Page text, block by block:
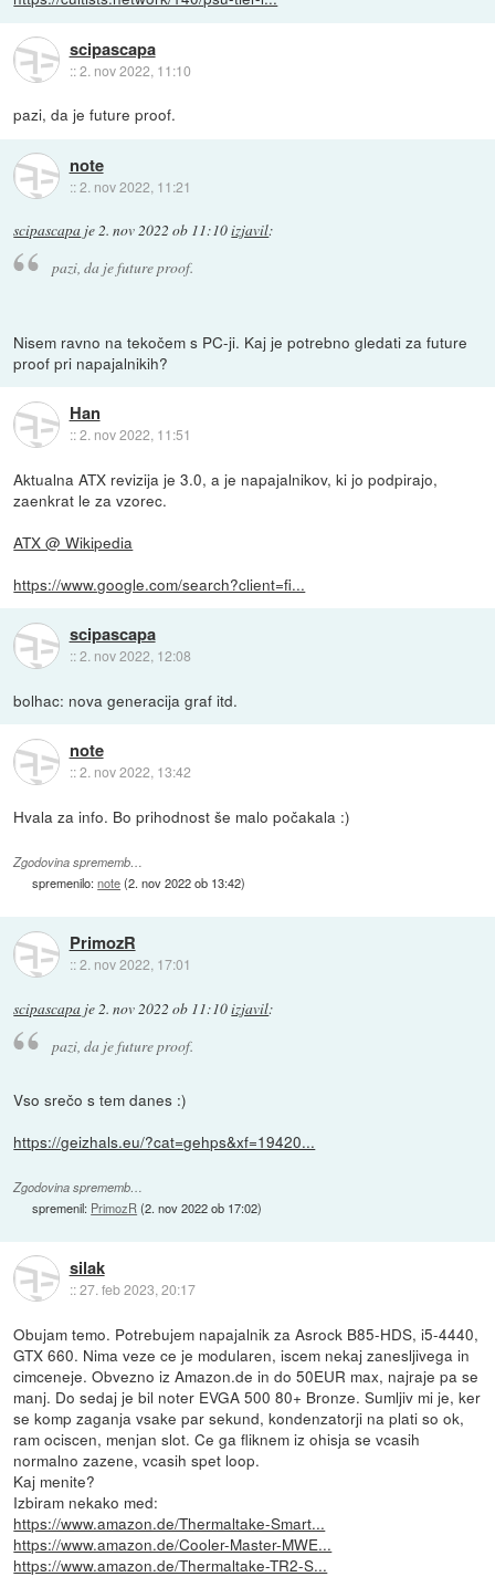
scipascapa
::2. nov 2022, 11:10
pazi, da je future proof.
note
::2. nov 2022, 11:21
scipascapa je2. nov 2022 ob 11:10izjavil:
pazi, da je future proof.
Nisem ravno na tekočem s PC-ji. Kaj je potrebno gledati za future
proof pri napajalnikih?
Han
::2. nov 2022, 11:51
Aktualna ATX revizija je 3.0, a je napajalnikov, ki jo podpirajo,
zaenkrat le za vzorec.
ATX @ Wikipedia
https://www.google.com/search?client=fi...
scipascapa
::2. nov 2022, 12:08
bolhac: nova generacija graf itd.
note
::2. nov 2022, 13:42
Hvala za info. Bo prihodnost še malo počakala :)
Zgodovina sprememb…
spremenilo:note(2. nov 2022 ob 13:42)
PrimozR
::2. nov 2022, 17:01
scipascapa je2. nov 2022 ob 11:10izjavil:
pazi, da je future proof.
Vso srečo s tem danes :)
https://geizhals.eu/?cat=gehps&xf=19420...
Zgodovina sprememb…
spremenil: PrimozR (2. nov 2022 ob 17:02)
silak
::27. feb 2023, 20:17
Obujam temo. Potrebujem napajalnik za Asrock B85-HDS, i5-4440,
GTX 660. Nima veze ce je modularen, iscem nekaj zanesljivega in
cimceneje. Obvezno iz Amazon.de in do 50EUR max, najraje pa se
manj. Do sedaj je bil noter EVGA 500 80+ Bronze. Sumljiv mi je, ker
se komp zaganja vsake par sekund, kondenzatorji na plati so ok,
ram ociscen, menjan slot. Ce ga fliknem iz ohisja se vcasih
normalno zazene, vcasih spet loop.
Kaj menite?
Izbiram nekako med:
https://www.amazon.de/Thermaltake-Smart...
https://www.amazon.de/Cooler-Master-MWE...
https://www.amazon.de/Thermaltake-TR2-S...